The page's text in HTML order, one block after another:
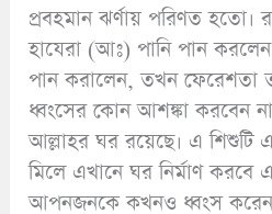
প্রবহমান ঝর্ণায় পরিণত হতো।
হাযেরা (আঃ) পানি পান
পান করালেন, তখন
ধ্বংসের কোন আশঙ্কা করবেন
আল্লাহর ঘর রয়েছে। এ শিশুটি
মিলে এখানে ঘর নির্মাণ করবে
আপনজনকে কখনও ধ্বংস